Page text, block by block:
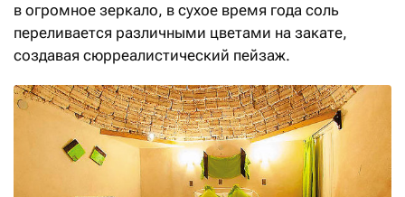
в огромное зеркало, в сухое время года соль
переливается различными цветами на закате,
создавая сюрреалистический пейзаж.